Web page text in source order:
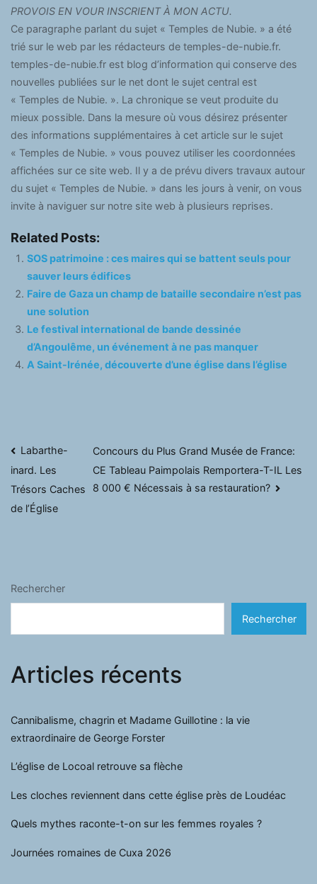
PROVOIS EN VOUR INSCRIENT À MON ACTU.
Ce paragraphe parlant du sujet « Temples de Nubie. » a été
trié sur le web par les rédacteurs de temples-de-nubie.fr.
temples-de-nubie.fr est blog d’information qui conserve des
nouvelles publiées sur le net dont le sujet central est
« Temples de Nubie. ». La chronique se veut produite du
mieux possible. Dans la mesure où vous désirez présenter
des informations supplémentaires à cet article sur le sujet
« Temples de Nubie. » vous pouvez utiliser les coordonnées
affichées sur ce site web. Il y a de prévu divers travaux autour
du sujet « Temples de Nubie. » dans les jours à venir, on vous
invite à naviguer sur notre site web à plusieurs reprises.
Related Posts:
SOS patrimoine : ces maires qui se battent seuls pour
sauver leurs édifices
Faire de Gaza un champ de bataille secondaire n’est pas
une solution
Le festival international de bande dessinée
d’Angoulême, un événement à ne pas manquer
A Saint-Irénée, découverte d’une église dans l’église
Navigation
de
l’article
Labarthe-
inard. Les
Trésors Caches
de l’Église
Concours du Plus Grand Musée de France:
CE Tableau Paimpolais Remportera-T-IL Les
8 000 € Nécessais à sa restauration?
Rechercher
Rechercher
Articles récents
Cannibalisme, chagrin et Madame Guillotine : la vie
extraordinaire de George Forster
L’église de Locoal retrouve sa flèche
Les cloches reviennent dans cette église près de Loudéac
Quels mythes raconte-t-on sur les femmes royales ?
Journées romaines de Cuxa 2026